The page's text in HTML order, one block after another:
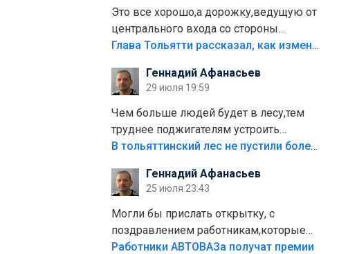
Это все хорошо,а дорожку,ведущую от
центрального входа со стороны
кафе"Мираж" к аттракционам слабо
плитки не хватило,т.к.осенью и зимой
лежала в парке и испортилась.Да
еще,видимо,часть украли.
Глава Тольятти рассказал, как изменится парк Центрального района
Геннадий Афанасьев
29 июля 19:59
Чем больше людей будет в лесу,тем
труднее поджигателям устроить
пожар.Тех кто разводит костры,тех
полно стоит,почему водители всё
равно едут в лес? Штрафы мизерные.
В тольяттинский лес не пустили более тысячи автомобилей
Геннадий Афанасьев
25 июля 23:43
Могли бы прислать открытку, с
поздравлением работникам,которые
больше сорока лет отработали на
Работники АВТОВАЗа получат премии